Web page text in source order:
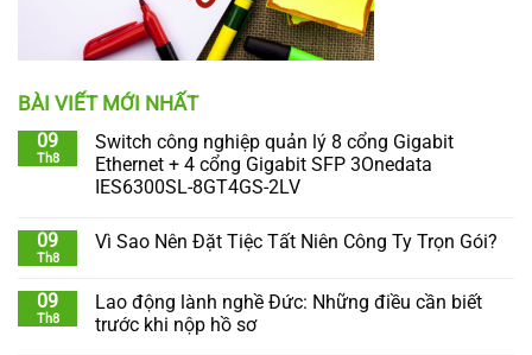
BÀI VIẾT MỚI NHẤT
09
Th8
Switch công nghiệp quản lý 8 cổng Gigabit
Ethernet + 4 cổng Gigabit SFP 3Onedata
IES6300SL-8GT4GS-2LV
09
Th8
Vì Sao Nên Đặt Tiệc Tất Niên Công Ty Trọn Gói?
09
Th8
Lao động lành nghề Đức: Những điều cần biết
trước khi nộp hồ sơ